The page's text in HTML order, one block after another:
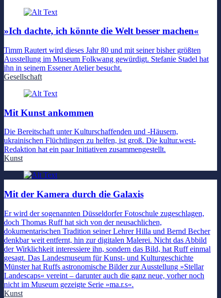
»Ich dachte, ich könnte die Welt besser machen«
Timm Rautert wird dieses Jahr 80 und mit seiner bisher größten
Ausstellung im Museum Folkwang gewürdigt. Stefanie Stadel hat
ihn in seinem Essener Atelier besucht.
Gesellschaft
Mit Kunst ankommen
Die Bereitschaft unter Kulturschaffenden und -Häusern,
ukrainischen Flüchtlingen zu helfen, ist groß. Die kultur.west-
Redaktion hat ein paar Initiativen zusammengestellt.
Kunst
Mit der Kamera durch die Galaxis
Er wird der sogenannten Düsseldorfer Fotoschule zugeschlagen,
doch Thomas Ruff hat sich von der neusachlichen,
dokumentarischen Tradition seiner Lehrer Hilla und Bernd Becher
denkbar weit entfernt, hin zur digitalen Malerei. Nicht das Abbild
der Wirklichkeit interessiere ihn, sondern das Bild, hat Ruff einmal
gesagt. Das Landesmuseum für Kunst- und Kulturgeschichte
Münster hat Ruffs astronomische Bilder zur Ausstellung »Stellar
Landescaps« vereint – darunter auch die ganz neue, vorher noch
nicht im Museum gezeigte Serie »ma.r.s«.
Kunst